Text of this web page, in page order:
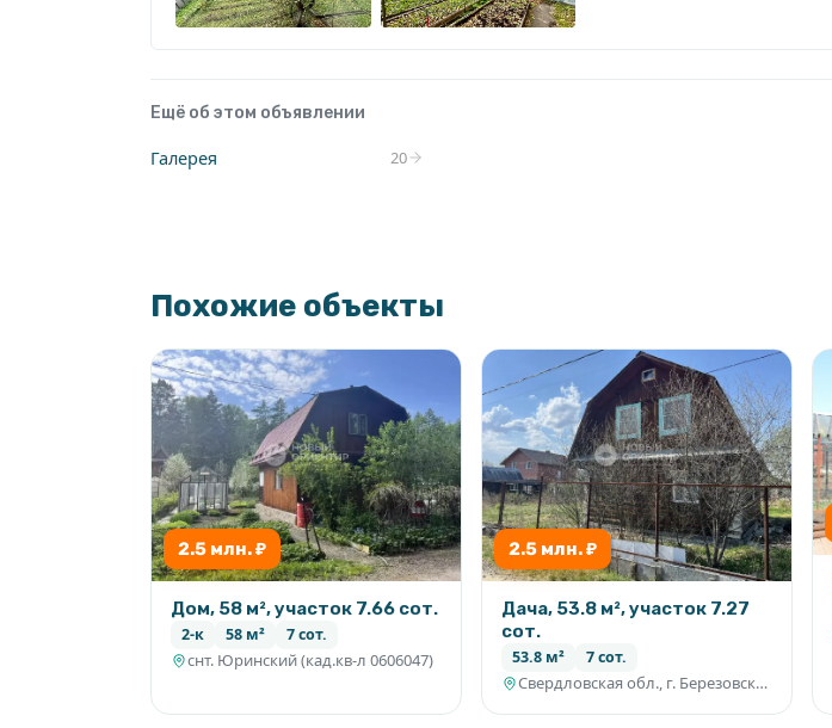
Ещё об этом объявлении
Галерея 20
Похожие объекты
2.5 млн. ₽
Дом, 58 м², участок 7.66 сот.
2-к 58 м² 7 сот.
снт. Юринский (кад.кв-л 0606047)
2.5 млн. ₽
Дача, 53.8 м², участок 7.27
сот.
53.8 м² 7 сот.
Свердловская обл., г. Березовский, коллективный сад № 23 ''Юбилейный'', отделение № 6, участок № 33